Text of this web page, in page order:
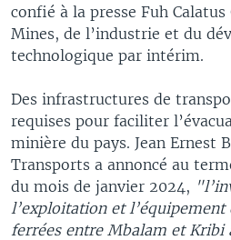
confié à la presse Fuh
Mines, de l’industrie et du
technologique par intérim.
Des infrastructures de
requises pour faciliter
minière du pays. Jean Ernest
Transports a annoncé au
du mois de janvier 2024,
l’exploitation et
ferrées entre Mbalam et Kribi